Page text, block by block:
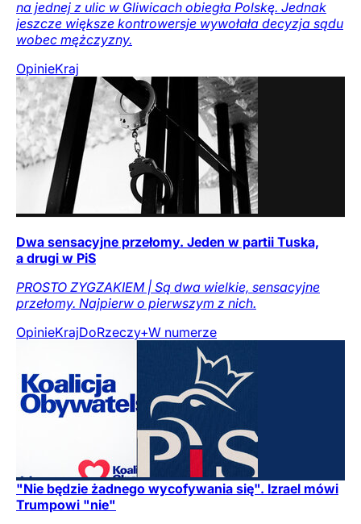
na jednej z ulic w Gliwicach obiegła Polskę. Jednak
jeszcze większe kontrowersje wywołała decyzja sądu
wobec mężczyzny.
OpinieKraj
Dwa sensacyjne przełomy. Jeden w partii Tuska,
a drugi w PiS
PROSTO ZYGZAKIEM | Są dwa wielkie, sensacyjne
przełomy. Najpierw o pierwszym z nich.
OpinieKrajDoRzeczy+W numerze
"Nie będzie żadnego wycofywania się". Izrael mówi
Trumpowi "nie"